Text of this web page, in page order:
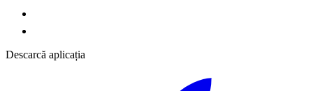
Descarcă aplicația